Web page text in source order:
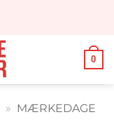
0
» MÆRKEDAGE